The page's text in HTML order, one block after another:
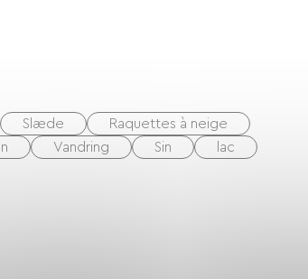
Slæde
Raquettes à neige
Vandring Sin
lac